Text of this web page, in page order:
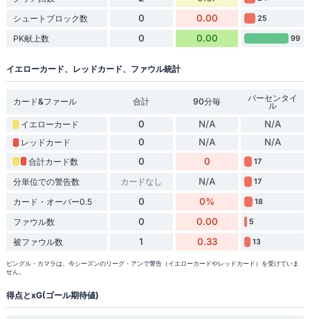
シュートブロック数 0 0.00 25
PK献上数 0 0.00 99
イエローカード、レッドカード、ファウル統計
カード&ファール 合計 90分毎 パーセンタイ
ル
イエローカード
0 N/A N/A
レッドカード 0 N/A N/A
合計カード数 0 0 17
分単位での警告数 カードなし N/A 17
カード・オーバー0.5 0 0% 18
ファウル数 0 0.00 5
被ファウル数 1 0.33 13
ビングル・カマラは、今シーズンのリーグ・アンで警告（イエローカードやレッドカード）を受けていま
せん。
得点とxG(ゴール期待値)